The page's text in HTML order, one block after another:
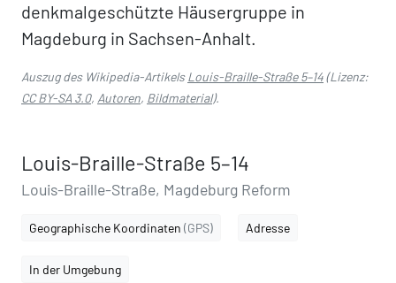
denkmalgeschützte Häusergruppe in
Magdeburg in Sachsen-Anhalt.
Auszug des Wikipedia-ArtikelsLouis-Braille-Straße 5–14(Lizenz:
CC BY-SA 3.0, Autoren, Bildmaterial).
Louis-Braille-Straße 5–14
Louis-Braille-Straße, Magdeburg Reform
Geographische Koordinaten (GPS) Adresse
In der Umgebung